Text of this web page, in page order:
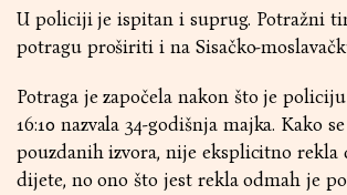
U policiji je ispitan i suprug. Potražni
potragu proširiti i na Sisačko-
Potraga je započela nakon što je
16:10 nazvala 34-godišnja majka. Kako
pouzdanih izvora, nije eksplicitno rekla
dijete, no ono što jest rekla odmah je